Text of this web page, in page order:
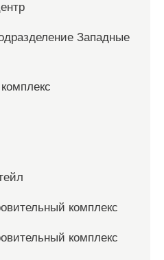
Западные
комплекс
комплекс